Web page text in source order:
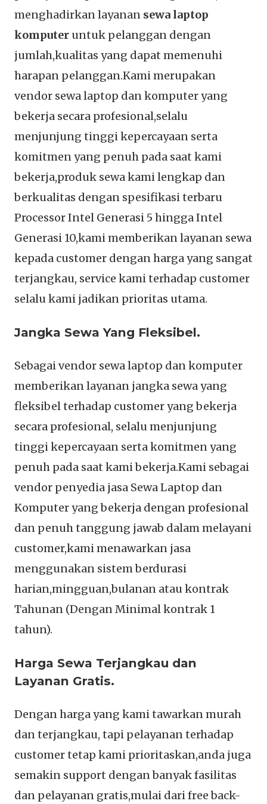
menghadirkan layanan sewa laptop
komputer untuk pelanggan dengan
jumlah,kualitas yang dapat memenuhi
harapan pelanggan.Kami merupakan
vendor sewa laptop dan komputer yang
bekerja secara profesional,selalu
menjunjung tinggi kepercayaan serta
komitmen yang penuh pada saat kami
bekerja,produk sewa kami lengkap dan
berkualitas dengan spesifikasi terbaru
Processor Intel Generasi 5 hingga Intel
Generasi 10,kami memberikan layanan sewa
kepada customer dengan harga yang sangat
terjangkau, service kami terhadap customer
selalu kami jadikan prioritas utama.
Jangka Sewa Yang Fleksibel.
Sebagai vendor sewa laptop dan komputer
memberikan layanan jangka sewa yang
fleksibel terhadap customer yang bekerja
secara profesional, selalu menjunjung
tinggi kepercayaan serta komitmen yang
penuh pada saat kami bekerja.Kami sebagai
vendor penyedia jasa Sewa Laptop dan
Komputer yang bekerja dengan profesional
dan penuh tanggung jawab dalam melayani
customer,kami menawarkan jasa
menggunakan sistem berdurasi
harian,mingguan,bulanan atau kontrak
Tahunan (Dengan Minimal kontrak 1
tahun).
Harga Sewa Terjangkau dan
Layanan Gratis.
Dengan harga yang kami tawarkan murah
dan terjangkau, tapi pelayanan terhadap
customer tetap kami prioritaskan,anda juga
semakin support dengan banyak fasilitas
dan pelayanan gratis,mulai dari free back-